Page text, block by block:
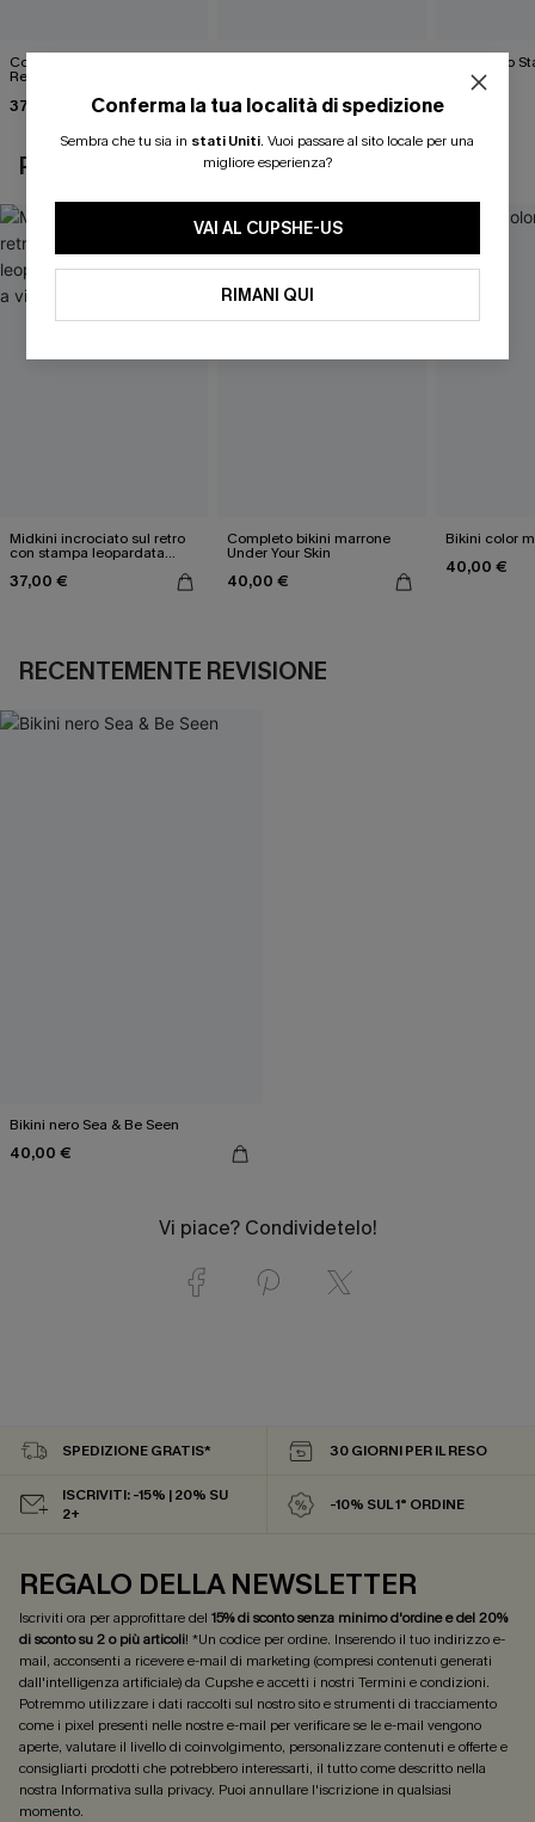
Completo bikini nero Born
Ready
37,00 € 37,00 €
Bikini nero
40,00 €
POTREBBE INTERESSARTI ANCHE
Midkini incrociato sul retro
con stampa leopardata
37,00 €
Completo bikini marrone
Under Your Skin
40,00 €
Bikini color
40,00 €
RECENTEMENTE REVISIONE
Bikini nero Sea & Be Seen
40,00 €
Vi piace? Condividetelo!
Conferma la tua località di spedizione
Sembra che tu sia in stati Uniti. Vuoi passare al sito locale per una
migliore esperienza?
VAI AL CUPSHE-US
RIMANI QUI
SPEDIZIONE GRATIS* 30 GIORNI PER IL RESO
ISCRIVITI: -15% | 20% SU
2+
-10% SUL 1° ORDINE
REGALO DELLA NEWSLETTER
Iscriviti ora per approfittare del 15% di sconto senza minimo d'ordine e del 20%
di sconto su 2 o più articoli! *Un codice per ordine. Inserendo il tuo indirizzo e-
mail, acconsenti a ricevere e-mail di marketing (compresi contenuti generati
dall'intelligenza artificiale) da Cupshe e accetti i nostri Termini e condizioni.
Potremmo utilizzare i dati raccolti sul nostro sito e strumenti di tracciamento
come i pixel presenti nelle nostre e-mail per verificare se le e-mail vengono
aperte, valutare il livello di coinvolgimento, personalizzare contenuti e offerte e
consigliarti prodotti che potrebbero interessarti, il tutto come descritto nella
nostra Informativa sulla privacy. Puoi annullare l'iscrizione in qualsiasi
momento.